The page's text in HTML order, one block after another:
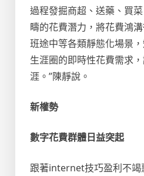
過程發掘商超、送藥、買
疇的花費潛力，將花費鴻
班途中等各類靜態化場景
生涯圈的即時性花費需求
涯。”陳靜說。
新權勢
數字花費群體日益突起
跟著internet技巧盈利不竭